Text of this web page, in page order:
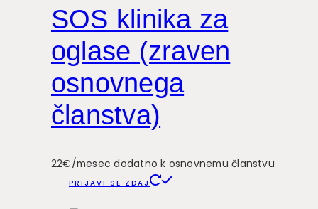
SOS klinika za
oglase (zraven
osnovnega
članstva)
22€/mesec dodatno k osnovnemu članstvu
PRIJAVI SE ZDAJ